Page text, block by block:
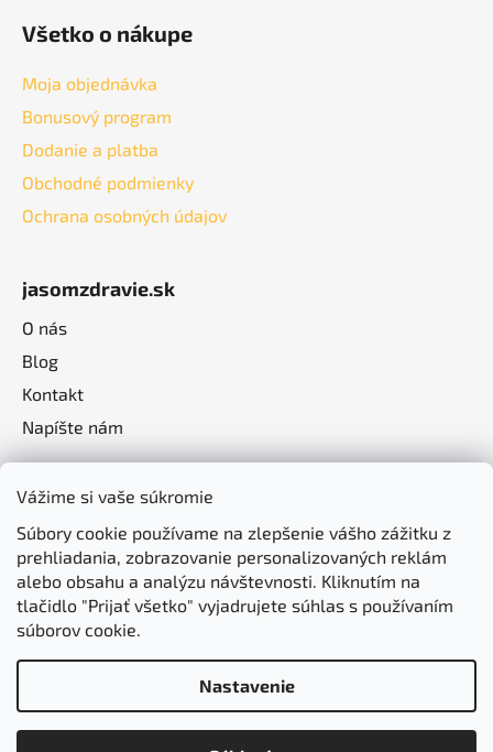
Vážime si vaše súkromie
Súbory cookie používame na zlepšenie vášho zážitku z
prehliadania, zobrazovanie personalizovaných reklám
alebo obsahu a analýzu návštevnosti. Kliknutím na
tlačidlo "Prijať všetko" vyjadrujete súhlas s používaním
súborov cookie.
Nastavenie
Všetko o nákupe
Moja objednávka
Bonusový program
Dodanie a platba
Obchodné podmienky
Ochrana osobných údajov
jasomzdravie.sk
O nás
Blog
Kontakt
Napíšte nám
Vytvoril Shoptet